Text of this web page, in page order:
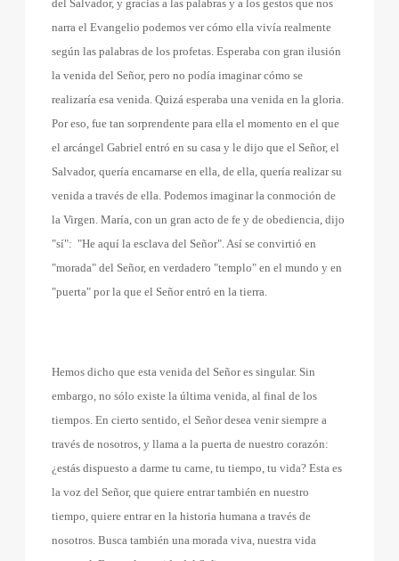
del Salvador, y gracias a las palabras y a los gestos que nos
narra el Evangelio podemos ver cómo ella vivía realmente
según las palabras de los profetas. Esperaba con gran ilusión
la venida del Señor, pero no podía imaginar cómo se
realizaría esa venida. Quizá esperaba una venida en la gloria.
Por eso, fue tan sorprendente para ella el momento en el que
el arcángel Gabriel entró en su casa y le dijo que el Señor, el
Salvador, quería encarnarse en ella, de ella, quería realizar su
venida a través de ella. Podemos imaginar la conmoción de
la Virgen. María, con un gran acto de fe y de obediencia, dijo
"sí": "He aquí la esclava del Señor". Así se convirtió en
"morada" del Señor, en verdadero "templo" en el mundo y en
"puerta" por la que el Señor entró en la tierra.
Hemos dicho que esta venida del Señor es singular. Sin
embargo, no sólo existe la última venida, al final de los
tiempos. En cierto sentido, el Señor desea venir siempre a
través de nosotros, y llama a la puerta de nuestro corazón:
¿estás dispuesto a darme tu carne, tu tiempo, tu vida? Esta es
la voz del Señor, que quiere entrar también en nuestro
tiempo, quiere entrar en la historia humana a través de
nosotros. Busca también una morada viva, nuestra vida